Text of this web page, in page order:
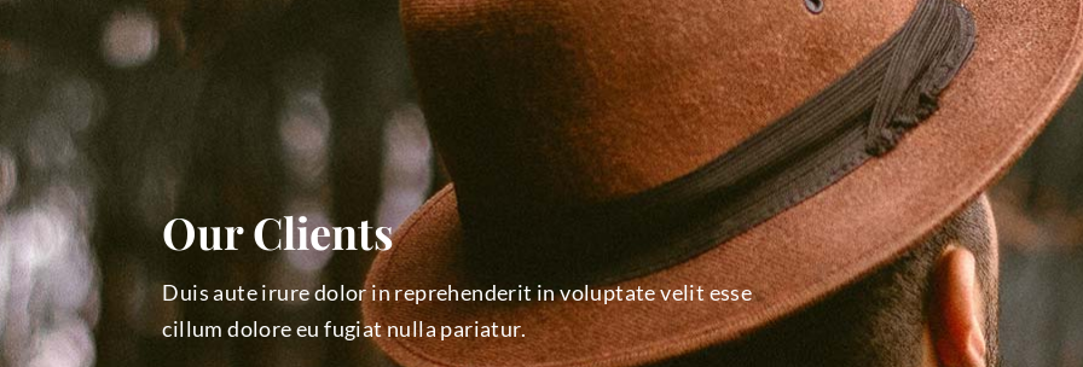
Our Clients
Duis aute irure dolor in reprehenderit in voluptate velit esse
cillum dolore eu fugiat nulla pariatur.